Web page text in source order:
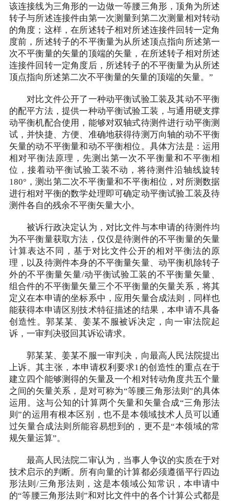
该连接线为三角形的一边做一等腰三角形，顶角为所述
转子与所述连接件由第一次测量到第二次测量相对转动
的角度；这样，在所述转子相对所述连接件回转一定角
度前，所述转子的不平衡量为从所述顶点指向所述第一
次不平衡量的矢量的顶端的矢量，在所述转子相对所述
连接件回转一定角度后，所述转子的不平衡量为从所述
顶点指向所述第二次不平衡量的矢量的顶端的矢量。”
对比文件公开了一种动平衡试验工装及其动不平衡
的配平方法，提供一种动平衡试验工装，与通用硬支撑
动平衡机配合使用，能够对双轴式待测件进行动平衡测
试，并快捷、方便、准确地获得待测万向轴的动不平衡
矢量的动不平衡量和动不平衡相位。具体方法是：运用
相对平衡法原理，先测出第一次不平衡量和不平衡相
位，接着动平衡试验工装不动，将待测件沿轴线旋转
180°，测出第二次不平衡量和不平衡相位，对所测数据
进行相对平衡的数学处理即可确定动平衡试验工装及待
测件各自的残余不平衡矢量大小。
被诉行政决定认为，对比文件与本申请的待测件均
为不平衡量获取方法，仅仅是待测件的不平衡量的矢量
计算表达不同，基于对比文件公开的相对平衡法的原
理，以及待测件本身的不平衡量矢量、动平衡机除转子
外的不平衡量矢量/动平衡试验工装的不平衡量矢量、
组合件的不平衡量矢量三个不平衡量的矢量关系，将其
定义在本申请的坐标系中，应用矢量合成法则，同样也
能获得本申请区别技术特征描述的结果，本申请不具备
创造性。郭某某、姜某不服被诉决定，向一审法院起
诉，一审判决驳回其诉讼请求。
郭某某、姜某不服一审判决，向最高人民法院提出
上诉。其主张，本申请权利要求1的创造性的重点在于
建立四个能够测得的矢量及一个相对转动角度共五个量
之间的矢量关系，是对可称为“等腰三角形法则”的具体
运用。这与公知的计算两个矢量和矢量合成“三角形法
则”的运用有根本区别，也不是本领域技术人员可以通
过矢量合成法则所能容易想到的，更不是“本领域的常
规矢量运算”。
最高人民法院二审认为，当事人争议的实质在于对
技术启示的判断。所有向量的计算都必须遵循平行四边
形法则/三角形法则，这是本领域公知常识，本申请中
的“等腰三角形法则”和对比文件中的各个计算公式都是